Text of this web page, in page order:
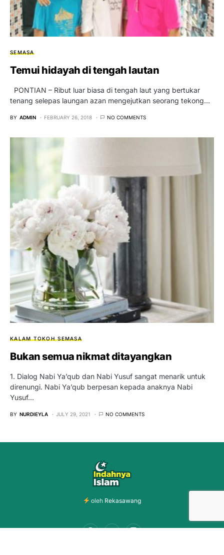
SEMASA
Temui hidayah di tengah lautan
PONTIAN – Ribut luar biasa di tengah laut yang bertukar
tenang selepas laungan azan mengejutkan seorang tekong…
BY ADMIN FEBRUARY 26, 2018 NO COMMENTS
KALAM TOKOH SEMASA
Bukan semua nikmat ditayangkan
1. Dialog Nabi Ya’qub dan Nabi Yusuf sangat menarik untuk
direnungi. Nabi Ya’qub berpesan kepada anaknya Nabi
Yusuf…
BY NURDIEYLA JULY 29, 2021 NO COMMENTS
oleh Rekasawang